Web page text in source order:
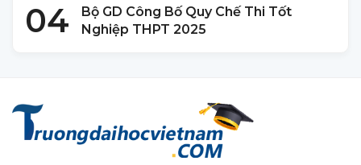
04
Bộ GD Công Bố Quy Chế Thi Tốt
Nghiệp THPT 2025